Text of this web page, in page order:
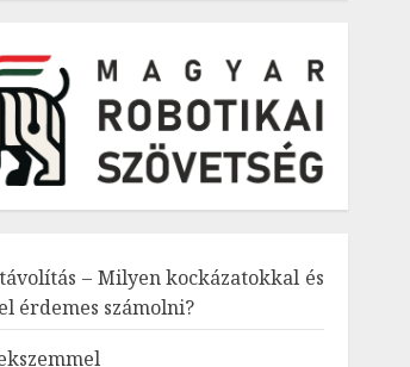
– Milyen kockázatokkal és
érdemes számolni?